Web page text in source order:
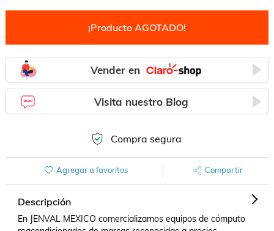
¡Producto AGOTADO!
Vender en
Visita nuestro Blog
Compra segura
Agregar a favoritos Compartir
Descripción
En JENVAL MEXICO comercializamos equipos de cómputo